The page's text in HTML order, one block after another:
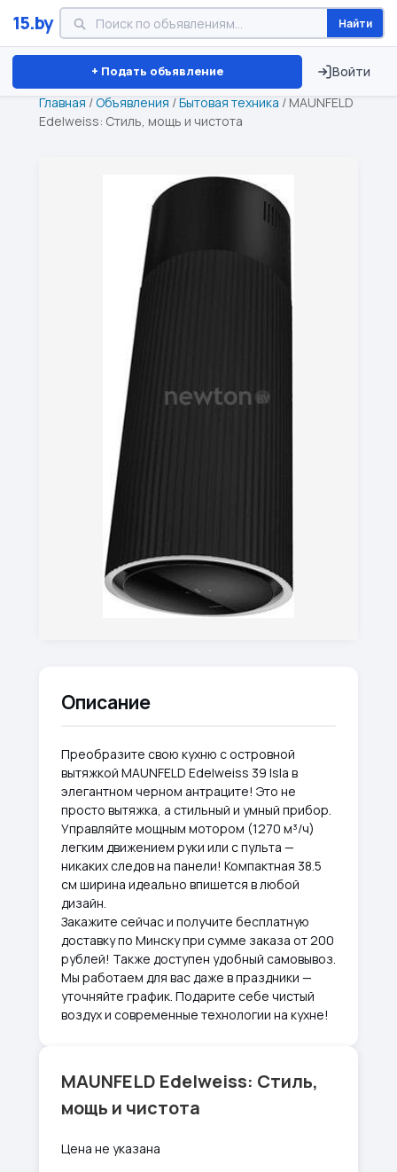
15.by Найти
+ Подать объявление Войти
Минск Витебск Брест ⏱ ТОЛЬКО 15 ДНЕЙ
Главная /Объявления /Бытовая техника / MAUNFELD
Edelweiss: Стиль, мощь и чистота
Описание
Преобразите свою кухню с островной
вытяжкой MAUNFELD Edelweiss 39 Isla в
элегантном черном антраците! Это не
просто вытяжка, а стильный и умный прибор.
Управляйте мощным мотором (1270 м³/ч)
легким движением руки или с пульта —
никаких следов на панели! Компактная 38.5
см ширина идеально впишется в любой
дизайн.
Закажите сейчас и получите бесплатную
доставку по Минску при сумме заказа от 200
рублей! Также доступен удобный самовывоз.
Мы работаем для вас даже в праздники —
уточняйте график. Подарите себе чистый
воздух и современные технологии на кухне!
MAUNFELD Edelweiss: Стиль,
мощь и чистота
Цена не указана